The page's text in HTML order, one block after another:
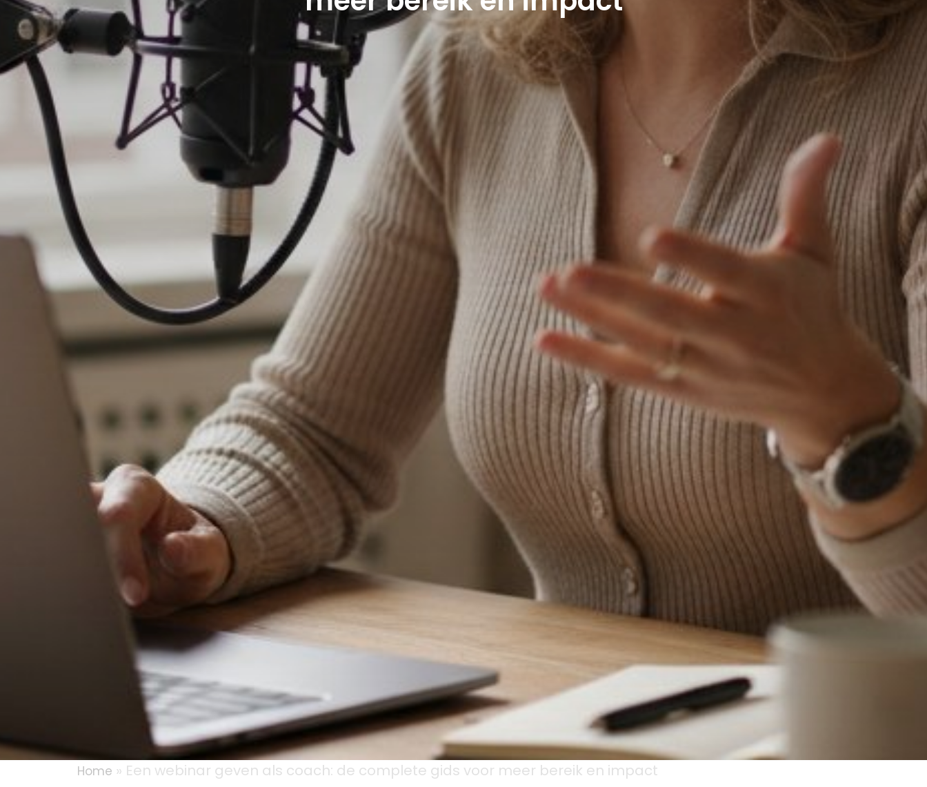
Home » Een webinar geven als coach: de complete gids voor meer bereik en impact